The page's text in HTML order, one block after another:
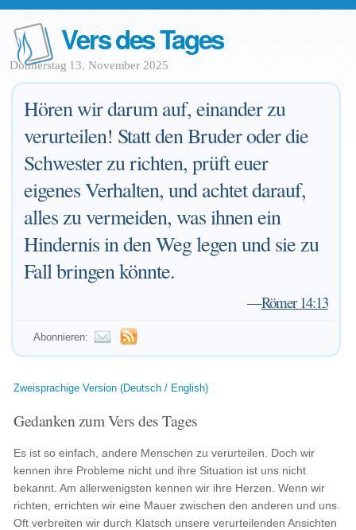
Vers des Tages
Donnerstag 13. November 2025
Hören wir darum auf, einander zu
verurteilen! Statt den Bruder oder die
Schwester zu richten, prüft euer
eigenes Verhalten, und achtet darauf,
alles zu vermeiden, was ihnen ein
Hindernis in den Weg legen und sie zu
Fall bringen könnte.
—Römer 14:13
Abonnieren:
Zweisprachige Version (Deutsch / English)
Gedanken zum Vers des Tages
Es ist so einfach, andere Menschen zu verurteilen. Doch wir
kennen ihre Probleme nicht und ihre Situation ist uns nicht
bekannt. Am allerwenigsten kennen wir ihre Herzen. Wenn wir
richten, errichten wir eine Mauer zwischen den anderen und uns.
Oft verbreiten wir durch Klatsch unsere verurteilenden Ansichten